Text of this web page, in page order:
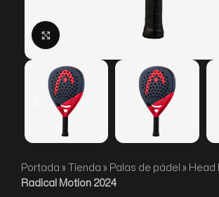
Portada » Tienda » Palas de pádel » Head
Radical Motion 2024